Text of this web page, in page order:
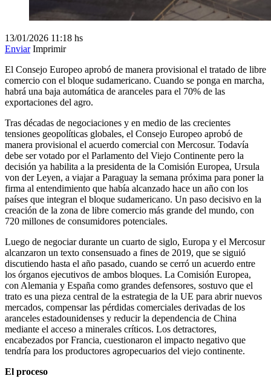
13/01/2026 11:18 hs
Enviar Imprimir
El Consejo Europeo aprobó de manera provisional el tratado de libre
comercio con el bloque sudamericano. Cuando se ponga en marcha,
habrá una baja automática de aranceles para el 70% de las
exportaciones del agro.
Tras décadas de negociaciones y en medio de las crecientes
tensiones geopolíticas globales, el Consejo Europeo aprobó de
manera provisional el acuerdo comercial con Mercosur. Todavía
debe ser votado por el Parlamento del Viejo Continente pero la
decisión ya habilita a la presidenta de la Comisión Europea, Ursula
von der Leyen, a viajar a Paraguay la semana próxima para poner la
firma al entendimiento que había alcanzado hace un año con los
países que integran el bloque sudamericano. Un paso decisivo en la
creación de la zona de libre comercio más grande del mundo, con
720 millones de consumidores potenciales.
Luego de negociar durante un cuarto de siglo, Europa y el Mercosur
alcanzaron un texto consensuado a fines de 2019, que se siguió
discutiendo hasta el año pasado, cuando se cerró un acuerdo entre
los órganos ejecutivos de ambos bloques. La Comisión Europea,
con Alemania y España como grandes defensores, sostuvo que el
trato es una pieza central de la estrategia de la UE para abrir nuevos
mercados, compensar las pérdidas comerciales derivadas de los
aranceles estadounidenses y reducir la dependencia de China
mediante el acceso a minerales críticos. Los detractores,
encabezados por Francia, cuestionaron el impacto negativo que
tendría para los productores agropecuarios del viejo continente.
El proceso